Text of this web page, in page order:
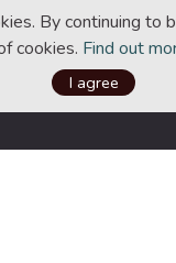
By continuing to
cookies. Find out
I agree